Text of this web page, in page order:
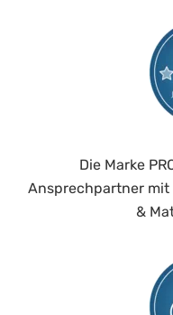
Die Marke
Ansprechpartner
&